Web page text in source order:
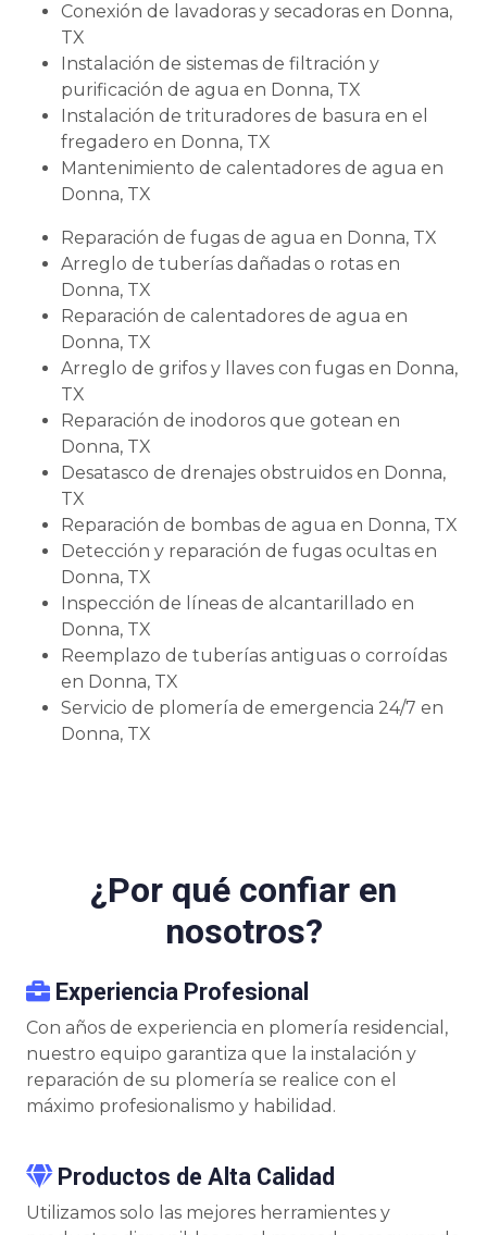
Conexión de lavadoras y secadoras en Donna,
TX
Instalación de sistemas de filtración y
purificación de agua en Donna, TX
Instalación de trituradores de basura en el
fregadero en Donna, TX
Mantenimiento de calentadores de agua en
Donna, TX
Reparación de fugas de agua en Donna, TX
Arreglo de tuberías dañadas o rotas en
Donna, TX
Reparación de calentadores de agua en
Donna, TX
Arreglo de grifos y llaves con fugas en Donna,
TX
Reparación de inodoros que gotean en
Donna, TX
Desatasco de drenajes obstruidos en Donna,
TX
Reparación de bombas de agua en Donna, TX
Detección y reparación de fugas ocultas en
Donna, TX
Inspección de líneas de alcantarillado en
Donna, TX
Reemplazo de tuberías antiguas o corroídas
en Donna, TX
Servicio de plomería de emergencia 24/7 en
Donna, TX
¿Por qué confiar en
nosotros?
Experiencia Profesional
Con años de experiencia en plomería residencial,
nuestro equipo garantiza que la instalación y
reparación de su plomería se realice con el
máximo profesionalismo y habilidad.
Productos de Alta Calidad
Utilizamos solo las mejores herramientes y